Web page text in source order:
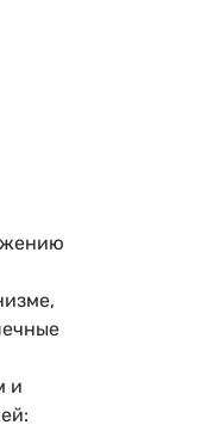
и